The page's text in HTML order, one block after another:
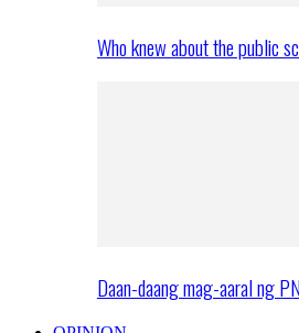
Who knew about the public
Daan-daang mag-aaral ng